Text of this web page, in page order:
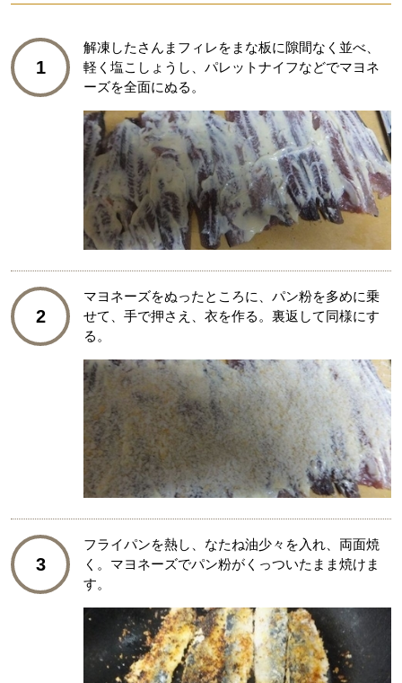
1
解凍したさんまフィレをまな板に隙間なく並べ、
軽く塩こしょうし、パレットナイフなどでマヨネ
ーズを全面にぬる。
2
マヨネーズをぬったところに、パン粉を多めに乗
せて、手で押さえ、衣を作る。裏返して同様にす
る。
3
フライパンを熱し、なたね油少々を入れ、両面焼
く。マヨネーズでパン粉がくっついたまま焼けま
す。